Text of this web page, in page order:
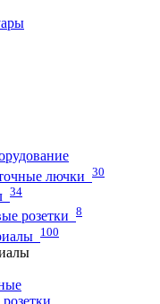
лючки
30
34
розетки 8
100